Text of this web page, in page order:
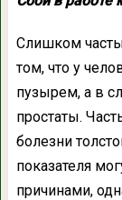
Слишком
том, что у
пузырем, а в
простаты.
болезни
показателя
причинами,